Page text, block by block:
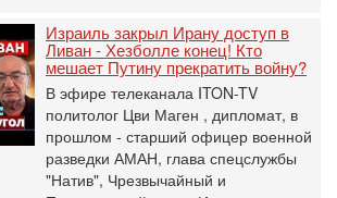
Израиль закрыл Ирану доступ в
Ливан - Хезболле конец! Кто
мешает Путину прекратить войну?
В эфире телеканала ITON-TV
политолог Цви Маген , дипломат, в
прошлом - старший офицер военной
разведки АМАН, глава спецслужбы
"Натив", ‎Чрезвычайный и